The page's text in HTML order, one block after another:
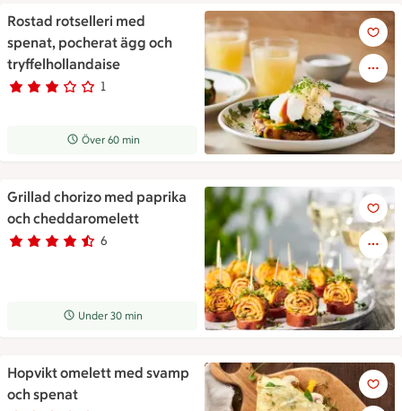
Rostad rotselleri med
spenat, pocherat ägg och
tryffelhollandaise
Betyg 3 av 5.
1
1 personer har röstat
Receptet tar Över 60 min att tillaga
Över 60 min
Rostad rotselleri med
Grillad chorizo med paprika
och cheddaromelett
Betyg 4.2 av 5. 6
6 personer har röstat
Receptet tar Under 30 min att tillaga
Under 30 min
Grillad chorizo med paprika
Hopvikt omelett med svamp
och spenat
Hopvikt omelett med svamp